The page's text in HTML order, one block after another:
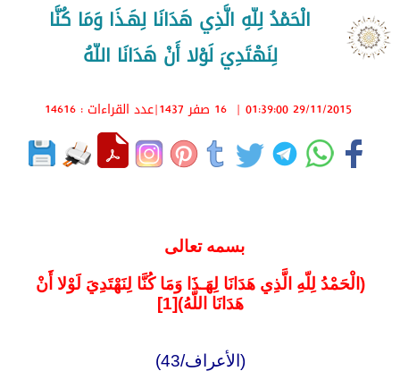
الْحَمْدُ لِلّهِ الَّذِي هَدَانَا لِهَـذَا وَمَا كُنَّا
لِنَهْتَدِيَ لَوْلا أَنْ هَدَانَا اللّهُ
29/11/2015 01:39:00
| 16 صفر 1437 |عدد القراءات : 14616
بسمه تعالى
(الْحَمْدُ لِلّهِ الَّذِي هَدَانَا لِهَـذَا وَمَا كُنَّا لِنَهْتَدِيَ لَوْلا أَنْ
هَدَانَا اللّهُ)[1]
(الأعراف/43)